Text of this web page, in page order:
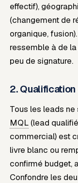
effectif),
(changement de
organique,
ressemble à de
peu de signature.
2.
Tous les leads
MQL (lead
commercial) est
livre blanc ou
confirmé budget,
Confondre les